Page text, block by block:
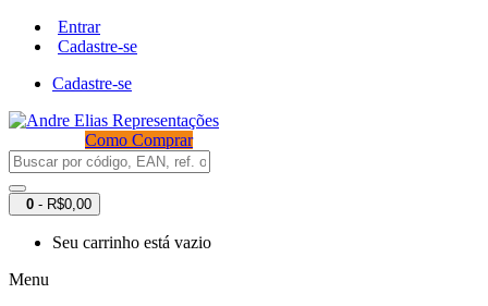
Entrar
Cadastre-se
Cadastre-se
Como Comprar
0 - R$0,00
Seu carrinho está vazio
Menu